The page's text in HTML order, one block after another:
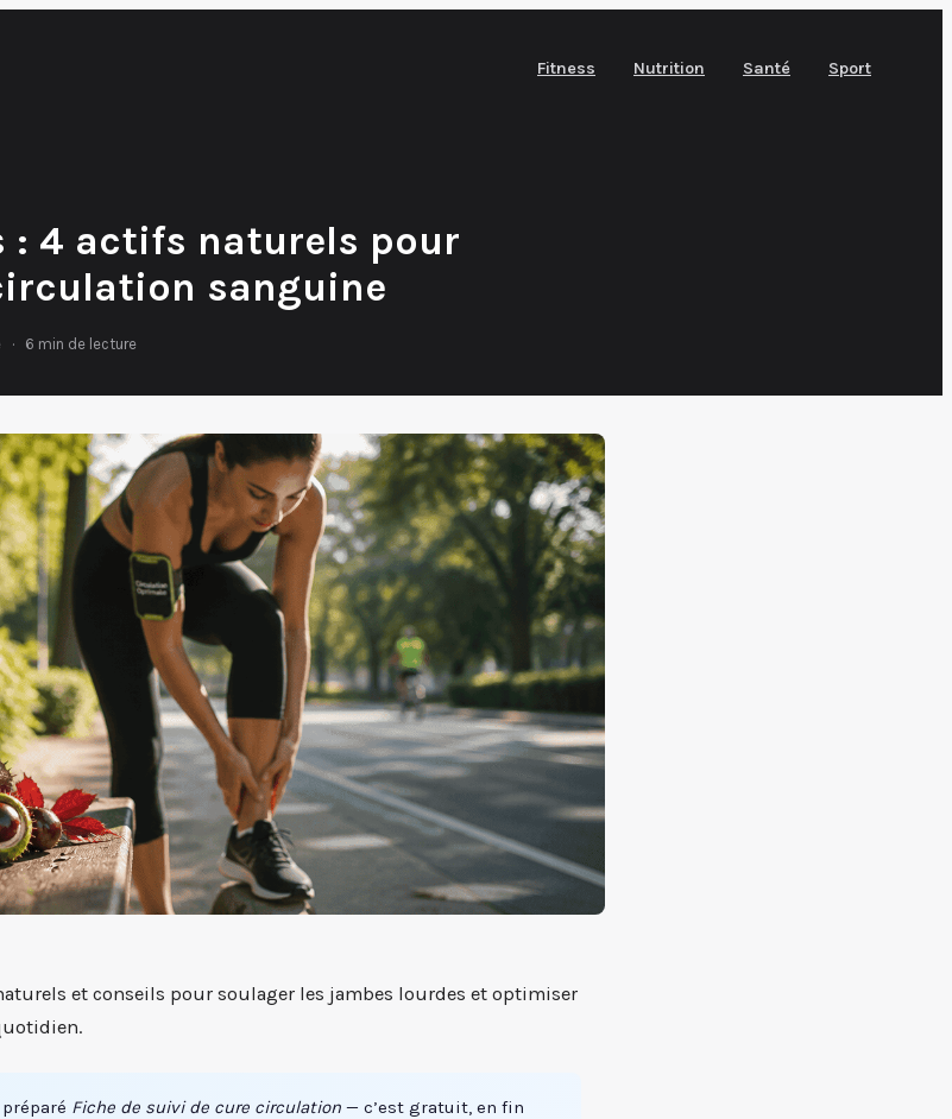
Fitness Nutrition Santé Sport
: 4 actifs naturels pour
sanguine
· 6 min de lecture
et conseils pour soulager les jambes lourdes et optimiser
Fiche de suivi de cure circulation — c’est gratuit, en fin